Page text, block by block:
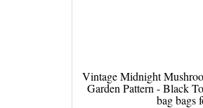
Vintage Midnight
Garden Pattern - Black
bag bags